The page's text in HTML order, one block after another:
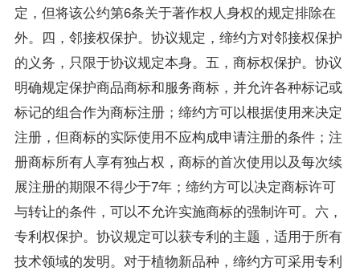
定，但将该公约第6条关于著作权人身权的规定排除在
外。四，邻接权保护。协议规定，缔约方对邻接权保护
的义务，只限于协议规定本身。五，商标权保护。协议
明确规定保护商品商标和服务商标，并允许各种标记或
标记的组合作为商标注册；缔约方可以根据使用来决定
注册，但商标的实际使用不应构成申请注册的条件；注
册商标所有人享有独占权，商标的首次使用以及每次续
展注册的期限不得少于7年；缔约方可以决定商标许可
与转让的条件，可以不允许实施商标的强制许可。六，
专利权保护。协议规定可以获专利的主题，适用于所有
技术领域的发明。对于植物新品种，缔约方可采用专利